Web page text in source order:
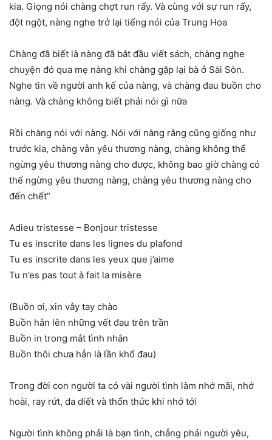
kia. Giọng nói chàng chợt run rẩy. Và cùng với sự run rẩy,
đột ngột, nàng nghe trở lại tiếng nói của Trung Hoa
Chàng đã biết là nàng đã bắt đầu viết sách, chàng nghe
chuyện đó qua mẹ nàng khi chàng gặp lại bà ở Sài Sòn.
Nghe tin về người anh kế của nàng, và chàng đau buồn cho
nàng. Và chàng không biết phải nói gì nữa
Rồi chàng nói với nàng. Nói với nàng rằng cũng giống như
trước kia, chàng vẫn yêu thương nàng, chàng không thể
ngừng yêu thương nàng cho được, không bao giờ chàng có
thể ngừng yêu thương nàng, chàng yêu thương nàng cho
đến chết”
Adieu tristesse – Bonjour tristesse
Tu es inscrite dans les lignes du plafond
Tu es inscrite dans les yeux que j’aime
Tu n’es pas tout à fait la misère
(Buồn ơi, xin vẫy tay chào
Buồn hằn lên những vết đau trên trần
Buồn in trong mắt tình nhân
Buồn thôi chưa hẳn là lần khổ đau)
Trong đời con người ta có vài người tình làm nhớ mãi, nhớ
hoài, ray rứt, da diết và thổn thức khi nhớ tới
Người tình không phải là bạn tình, chẳng phải người yêu,